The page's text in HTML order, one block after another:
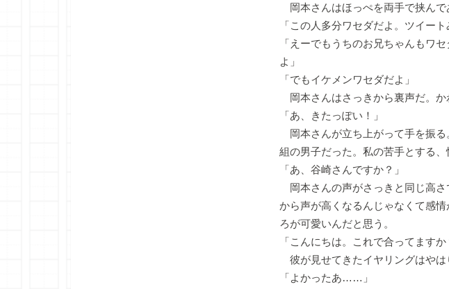
岡本さんはほっぺを両手で挟んで
「この人多分ワセダだよ。ツイー
「えーでもうちのお兄ちゃんもワ
よ」
「でもイケメンワセダだよ」
岡本さんはさっきから裏声だ。か
「あ、きたっぽい！」
岡本さんが立ち上がって手を振る
組の男子だった。私の苦手とする、
「あ、谷崎さんですか？」
岡本さんの声がさっきと同じ高さ
から声が高くなるんじゃなくて感
ろが可愛いんだと思う。
「こんにちは。これで合ってますか
彼が見せてきたイヤリングはやは
「よかったあ……」